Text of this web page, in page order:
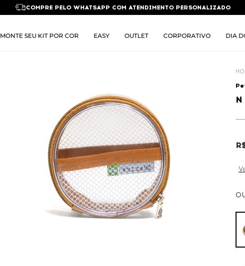
COMPRE PELO WHATSAPP COM ATENDIMENTO PERSONALIZADO
MONTE SEU KIT POR COR EASY OUTLET CORPORATIVO DIA